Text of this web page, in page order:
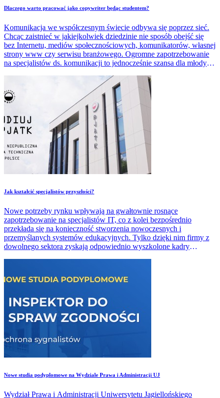
Dlaczego warto pracować jako copywriter będąc studentem?
Komunikacja we współczesnym świecie odbywa się poprzez sieć.
Chcąc zaistnieć w jakiejkolwiek dziedzinie nie sposób obejść się
bez Internetu, mediów społecznościowych, komunikatorów, własnej
strony www czy serwisu branżowego. Ogromne zapotrzebowanie
na specjalistów ds. komunikacji to jednocześnie szansa dla młodych,
energię, zapał, ciekawość świata, swobodę poruszania po
nowoczesnych technologiach internetowych i chęć podreperowania
skromnego budżetu żaka mogą przekuć w efektywne, skuteczne
działania copywriterskie.
​Jak kształcić specjalistów przyszłości?
Nowe potrzeby rynku wpływają na gwałtownie rosnące
zapotrzebowanie na specjalistów IT, co z kolei bezpośrednio
przekłada się na konieczność stworzenia nowoczesnych i
przemyślanych systemów edukacyjnych. Tylko dzięki nim firmy z
dowolnego sektora zyskają odpowiednio wyszkolone kadry
​Nowe studia podyplomowe na Wydziale Prawa i Administracji UJ
Wydział Prawa i Administracji Uniwersytetu Jagiellońskiego